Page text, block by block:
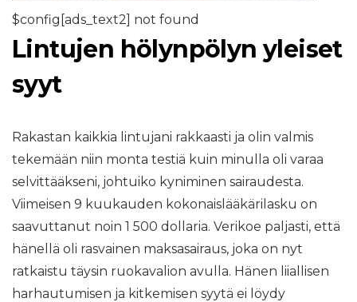
$config[ads_text2] not found
Lintujen hölynpölyn yleiset
syyt
Rakastan kaikkia lintujani rakkaasti ja olin valmis
tekemään niin monta testiä kuin minulla oli varaa
selvittääkseni, johtuiko kyniminen sairaudesta.
Viimeisen 9 kuukauden kokonaislääkärilasku on
saavuttanut noin 1 500 dollaria. Verikoe paljasti, että
hänellä oli rasvainen maksasairaus, joka on nyt
ratkaistu täysin ruokavalion avulla. Hänen liiallisen
harhautumisen ja kitkemisen syytä ei löydy